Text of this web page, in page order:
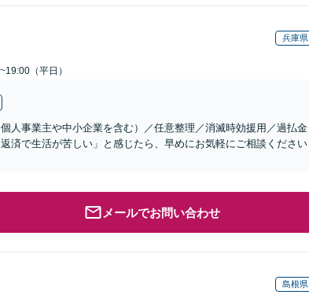
兵庫県
（平日）
人事業主や中小企業を含む）／任意整理／消滅時効援用／過払金
済で生活が苦しい」と感じたら、早めにお気軽にご相談ください
メールでお問い合わせ
島根県